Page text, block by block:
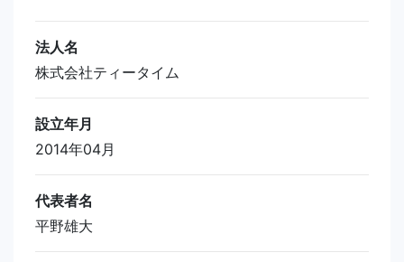
法人名
株式会社ティータイム
設立年月
2014年04月
代表者名
平野雄大